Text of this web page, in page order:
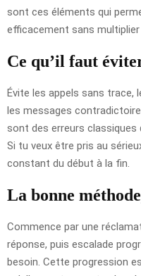
sont ces éléments qui
efficacement sans
Ce qu’il faut
Évite les appels sans trace,
les messages
sont des erreurs
Si tu veux être pris au
constant du début à la fin.
La bonne
Commence par une
réponse, puis escalade
besoin. Cette progression